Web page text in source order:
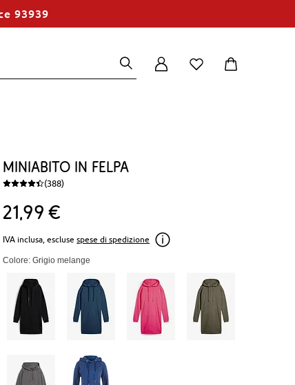
93939
Miniabito in felpa
(388)
21 99 €
IVA inclusa, escluse spese di spedizione
Colore: Grigio melange